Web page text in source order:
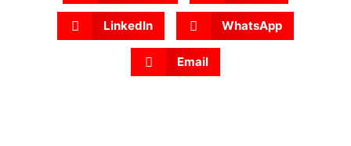
LinkedIn WhatsApp
Email